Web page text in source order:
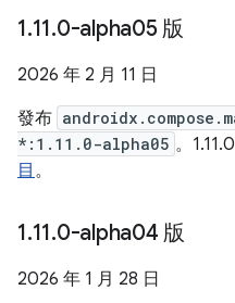
1.11.0-alpha05 版
2026 年 2 月 11 日
發布
*:1.11.0-alpha05 。
目 。
1.11.0-alpha04 版
2026 年 1 月 28 日